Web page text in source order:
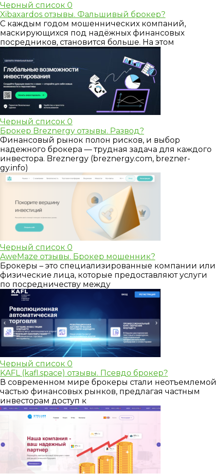
Черный список 0
Xibaxardos отзывы. Фальшивый брокер?
С каждым годом мошеннических компаний,
маскирующихся под надёжных финансовых
посредников, становится больше. На этом
Черный список 0
Брокер Breznergy отзывы. Развод?
Финансовый рынок полон рисков, и выбор
надежного брокера — трудная задача для каждого
инвестора. Breznergy (breznergy.com, brezner-
gy.info)
Черный список 0
AweMaze отзывы. Брокер мошенник?
Брокеры – это специализированные компании или
физические лица, которые предоставляют услуги
по посредничеству между
Черный список 0
KAFL (kafl.space) отзывы. Псевдо брокер?
В современном мире брокеры стали неотъемлемой
частью финансовых рынков, предлагая частным
инвесторам доступ к